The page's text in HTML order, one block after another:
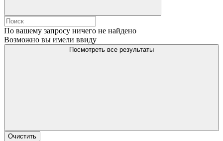
По вашему запросу ничего не найдено
Возможно вы имели ввиду
Посмотреть все результаты
Очистить